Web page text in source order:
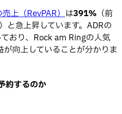
上（RevPAR） は391% （前
と急上昇しています。ADRの
おり、Rock am Ringの人気
向上していることが分かりま
約するのか